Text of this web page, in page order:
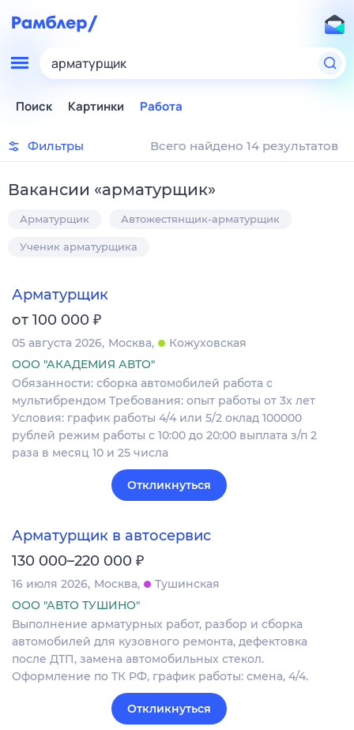
арматурщик
Поиск Картинки Работа
Фильтры Всего найдено 14 результатов
Вакансии «арматурщик»
Арматурщик Автожестянщик-арматурщик
Ученик арматурщика
Арматурщик
от 100 000 ₽
05 августа 2026 Москва
Кожуховская
ООО "АКАДЕМИЯ АВТО"
Обязанности: сборка автомобилей работа с
мультибрендом Требования: опыт работы от 3х лет
Условия: график работы 4/4 или 5/2 оклад 100000
рублей режим работы с 10:00 до 20:00 выплата з/п 2
раза в месяц 10 и 25 числа
Откликнуться
Арматурщик в автосервис
130 000–220 000 ₽
16 июля 2026 Москва
Тушинская
ООО "АВТО ТУШИНО"
Выполнение арматурных работ, разбор и сборка
автомобилей для кузовного ремонта, дефектовка
после ДТП, замена автомобильных стекол.
Оформление по ТК РФ, график работы: смена, 4/4.
Откликнуться